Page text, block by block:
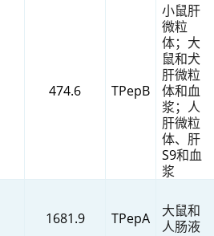
474.6 TPepB
小鼠肝
微粒
体；大
鼠和犬
肝微粒
体和血
浆；人
肝微粒
体、肝
S9和血
浆
1681.9 TPepA
大鼠和
人肠液